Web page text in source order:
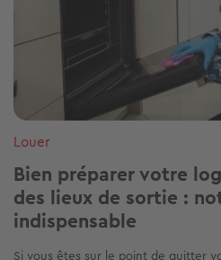
Louer
Bien préparer votre
des lieux de sortie :
indispensable
Si vous êtes sur le point de quitter